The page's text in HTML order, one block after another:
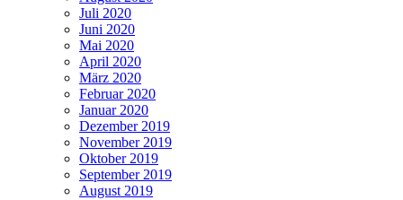
Juli 2020
Juni 2020
Mai 2020
April 2020
März 2020
Februar 2020
Januar 2020
Dezember 2019
November 2019
Oktober 2019
September 2019
August 2019